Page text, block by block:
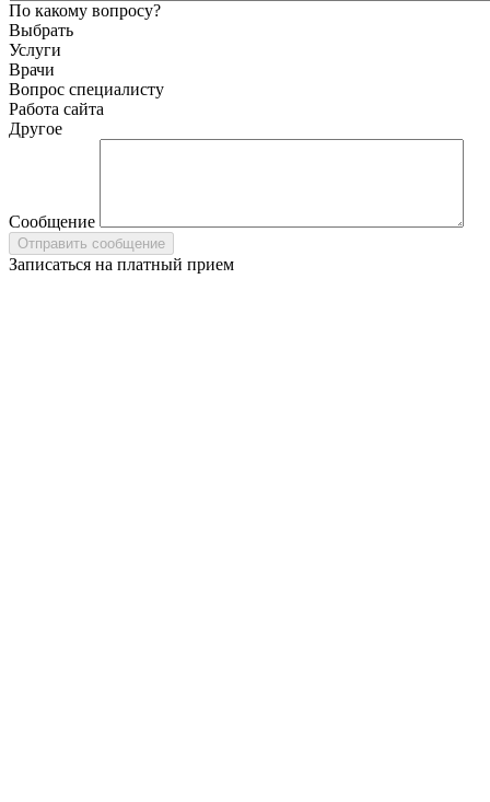
По какому вопросу?
Выбрать
Услуги
Врачи
Вопрос специалисту
Работа сайта
Другое
Сообщение
Записаться на платный прием